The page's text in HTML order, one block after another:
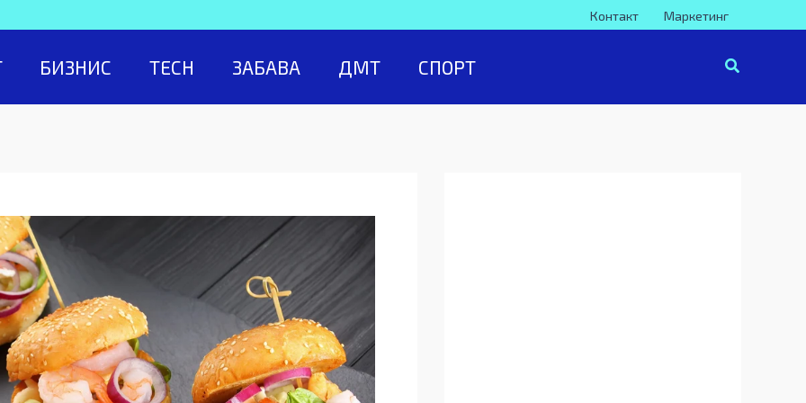
Контакт Маркетинг
БИЗНИС TECH ЗАБАВА ДМТ СПОРТ